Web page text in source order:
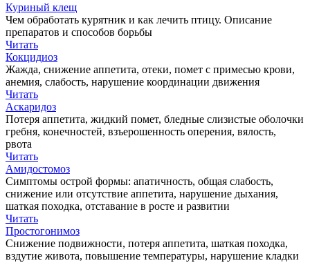
Куриный клещ
Чем обработать курятник и как лечить птицу. Описание
препаратов и способов борьбы
Читать
Кокцидиоз
Жажда, снижение аппетита, отеки, помет с примесью крови,
анемия, слабость, нарушение координации движения
Читать
Аскаридоз
Потеря аппетита, жидкий помет, бледные слизистые оболочки
гребня, конечностей, взъерошенность оперения, вялость,
рвота
Читать
Амидостомоз
Симптомы острой формы: апатичность, общая слабость,
снижение или отсутствие аппетита, нарушение дыхания,
шаткая походка, отставание в росте и развитии
Читать
Простогонимоз
Снижение подвижности, потеря аппетита, шаткая походка,
вздутие живота, повышение температуры, нарушение кладки